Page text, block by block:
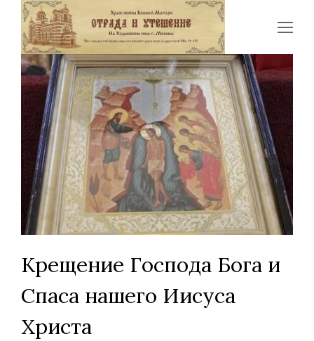
Крещение Господа Бога и
Спаса нашего Иисуса
Христа